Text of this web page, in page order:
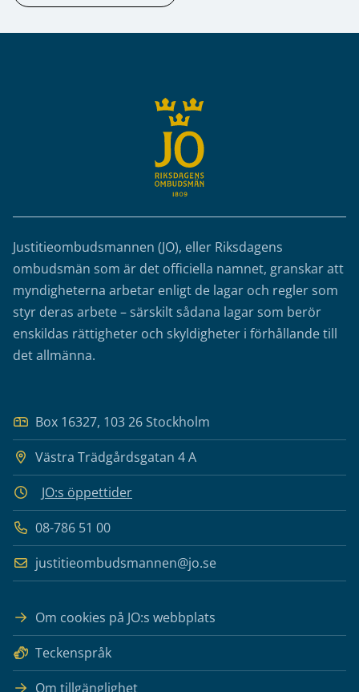
Justitieombudsmannen (JO), eller Riksdagens
ombudsmän som är det officiella namnet, granskar att
myndigheterna arbetar enligt de lagar och regler som
styr deras arbete – särskilt sådana lagar som berör
enskildas rättigheter och skyldigheter i förhållande till
det allmänna.
Box 16327, 103 26 Stockholm
Västra Trädgårdsgatan 4 A
JO:s öppettider
08-786 51 00
justitieombudsmannen@jo.se
Om cookies på JO:s webbplats
Teckenspråk
Om tillgänglighet